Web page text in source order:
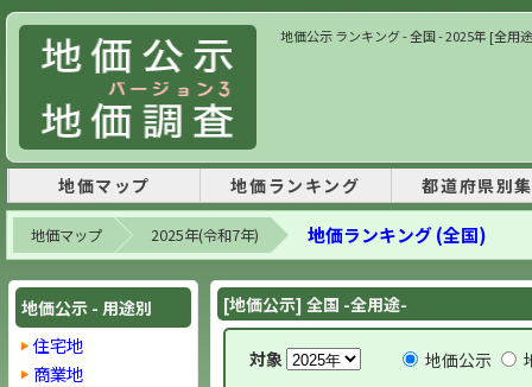
地価公示 ランキング - 全国 - 2025年 [全用
地価マップ 地価ランキング 都道府県別
地価マップ 2025年(令和7年) 地価ランキング (全国)
地価公示 - 用途別
住宅地
商業地
[地価公示] 全国 -全用途-
対象 地価公示